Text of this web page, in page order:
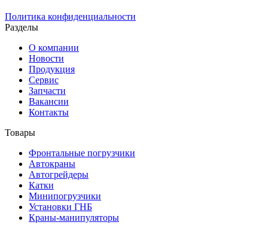
Политика конфиденциальности
Разделы
О компании
Новости
Продукция
Сервис
Запчасти
Вакансии
Контакты
Товары
Фронтальные погрузчики
Автокраны
Автогрейдеры
Катки
Минипогрузчики
Установки ГНБ
Краны-манипуляторы